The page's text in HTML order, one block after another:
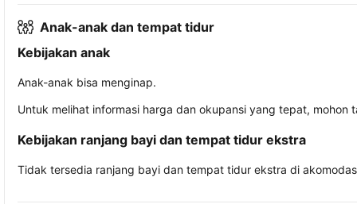
Anak-anak dan tempat tidur
Kebijakan anak
Anak-anak bisa menginap.
Untuk melihat informasi harga dan okupansi yang tepat,
Kebijakan ranjang bayi dan tempat tidur ekstra
Tidak tersedia ranjang bayi dan tempat tidur ekstra di